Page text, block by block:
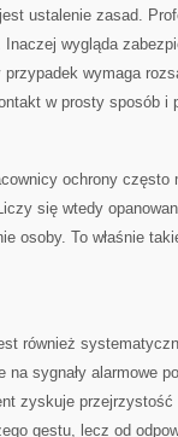
ustalenie zasad.
wygląda
wymaga
w prosty sposób i
ochrony często
się wtedy
osoby. To właśnie
również
sygnały alarmowe
zyskuje przejrzystość
gestu, lecz od